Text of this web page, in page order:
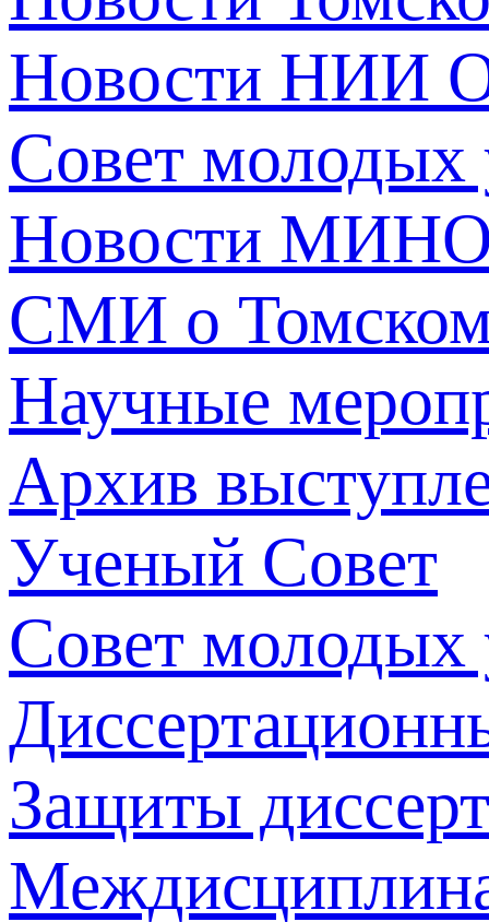
Новости НИИ
Совет молодых
Новости
СМИ о
Научные
Архив
Ученый Совет
Совет молодых
Защиты